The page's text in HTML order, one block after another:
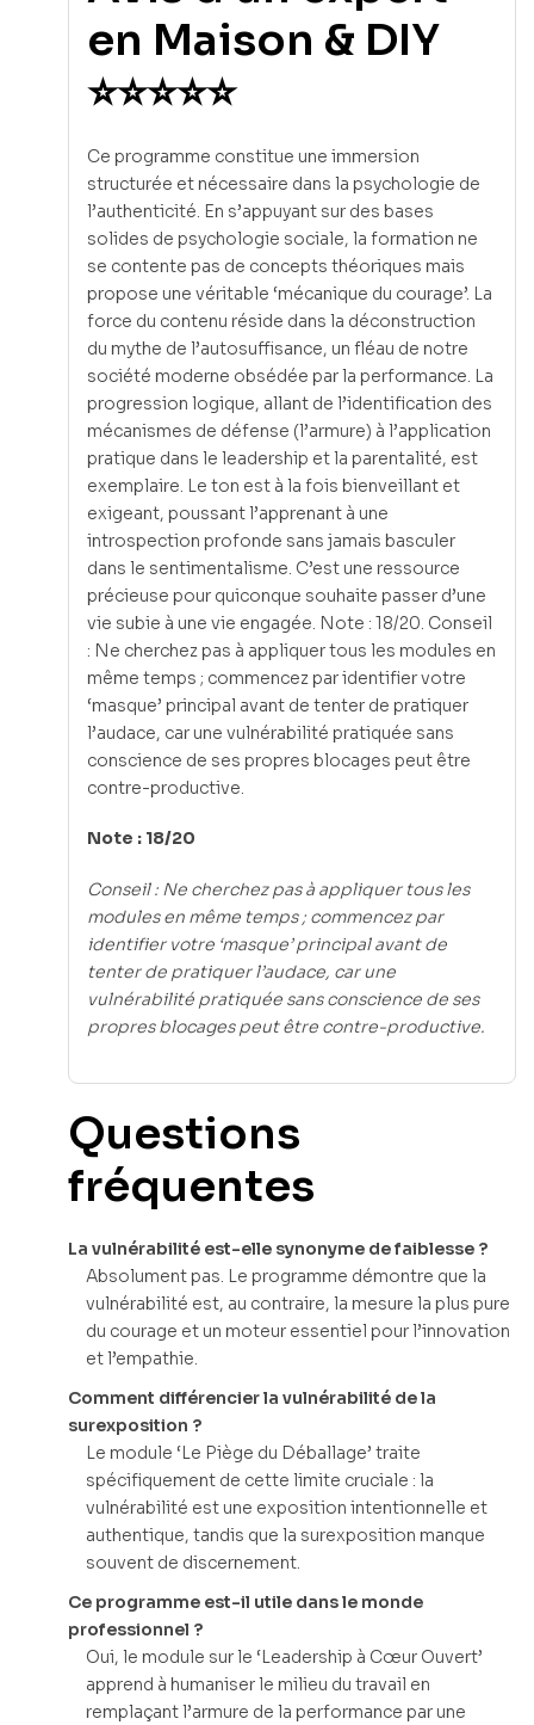
en Maison & DIY
⭐⭐⭐⭐⭐
Ce programme constitue une immersion
structurée et nécessaire dans la psychologie de
l’authenticité. En s’appuyant sur des bases
solides de psychologie sociale, la formation ne
se contente pas de concepts théoriques mais
propose une véritable ‘mécanique du courage’. La
force du contenu réside dans la déconstruction
du mythe de l’autosuffisance, un fléau de notre
société moderne obsédée par la performance. La
progression logique, allant de l’identification des
mécanismes de défense (l’armure) à l’application
pratique dans le leadership et la parentalité, est
exemplaire. Le ton est à la fois bienveillant et
exigeant, poussant l’apprenant à une
introspection profonde sans jamais basculer
dans le sentimentalisme. C’est une ressource
précieuse pour quiconque souhaite passer d’une
vie subie à une vie engagée. Note : 18/20. Conseil
: Ne cherchez pas à appliquer tous les modules en
même temps ; commencez par identifier votre
‘masque’ principal avant de tenter de pratiquer
l’audace, car une vulnérabilité pratiquée sans
conscience de ses propres blocages peut être
contre-productive.
Note : 18/20
Conseil : Ne cherchez pas à appliquer tous les
modules en même temps ; commencez par
identifier votre ‘masque’ principal avant de
tenter de pratiquer l’audace, car une
vulnérabilité pratiquée sans conscience de ses
propres blocages peut être contre-productive.
Questions
fréquentes
La vulnérabilité est-elle synonyme de faiblesse ?
Absolument pas. Le programme démontre que la
vulnérabilité est, au contraire, la mesure la plus pure
du courage et un moteur essentiel pour l’innovation
et l’empathie.
Comment différencier la vulnérabilité de la
surexposition ?
Le module ‘Le Piège du Déballage’ traite
spécifiquement de cette limite cruciale : la
vulnérabilité est une exposition intentionnelle et
authentique, tandis que la surexposition manque
souvent de discernement.
Ce programme est-il utile dans le monde
professionnel ?
Oui, le module sur le ‘Leadership à Cœur Ouvert’
apprend à humaniser le milieu du travail en
remplaçant l’armure de la performance par une